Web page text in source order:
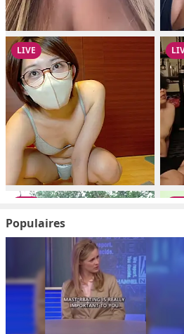
Populaires